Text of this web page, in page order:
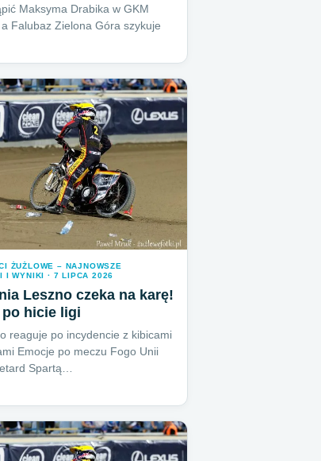
Maksyma Drabika w GKM
Falubaz Zielona Góra szykuje
ŻUŻLOWE – NAJNOWSZE
I WYNIKI · 7 LIPCA 2026
Leszno czeka na karę!
hicie ligi
reaguje po incydencie z kibicami
Emocje po meczu Fogo Unii
Spartą…